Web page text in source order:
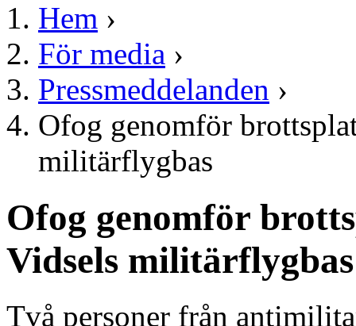
Hem ›
För media ›
Pressmeddelanden ›
Ofog genomför
militärflygbas
Ofog genomför
Vidsels militärflygbas
Två personer från